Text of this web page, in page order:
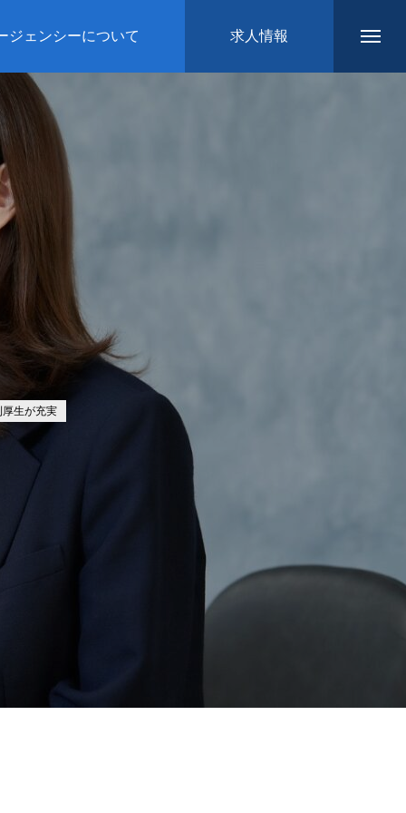
ジェンシーについて 求人情報
厚生が充実